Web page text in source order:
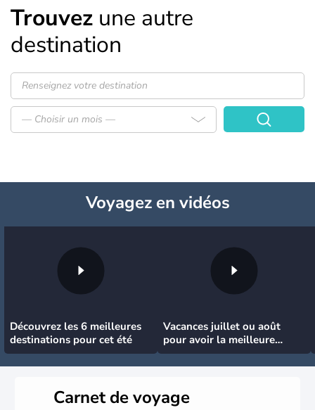
Trouvez une autre
destination
— Choisir un mois —
Voyagezen vidéos
Découvrez les 6 meilleures
destinations pour cet été
Vacances juillet ou août
pour avoir la meilleure
météo
Carnet de voyage